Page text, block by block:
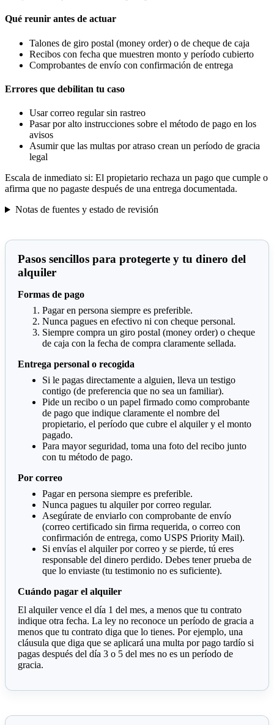
Qué reunir antes de actuar
Talones de giro postal (money order) o de cheque de caja
Recibos con fecha que muestren monto y período cubierto
Comprobantes de envío con confirmación de entrega
Errores que debilitan tu caso
Usar correo regular sin rastreo
Pasar por alto instrucciones sobre el método de pago en los
avisos
Asumir que las multas por atraso crean un período de gracia
legal
Escala de inmediato si: El propietario rechaza un pago que cumple o
afirma que no pagaste después de una entrega documentada.
Notas de fuentes y estado de revisión
Pasos sencillos para protegerte y tu dinero del
alquiler
Formas de pago
Pagar en persona siempre es preferible.
Nunca pagues en efectivo ni con cheque personal.
Siempre compra un giro postal (money order) o cheque
de caja con la fecha de compra claramente sellada.
Entrega personal o recogida
Si le pagas directamente a alguien, lleva un testigo
contigo (de preferencia que no sea un familiar).
Pide un recibo o un papel firmado como comprobante
de pago que indique claramente el nombre del
propietario, el período que cubre el alquiler y el monto
pagado.
Para mayor seguridad, toma una foto del recibo junto
con tu método de pago.
Por correo
Pagar en persona siempre es preferible.
Nunca pagues tu alquiler por correo regular.
Asegúrate de enviarlo con comprobante de envío
(correo certificado sin firma requerida, o correo con
confirmación de entrega, como USPS Priority Mail).
Si envías el alquiler por correo y se pierde, tú eres
responsable del dinero perdido. Debes tener prueba de
que lo enviaste (tu testimonio no es suficiente).
Cuándo pagar el alquiler
El alquiler vence el día 1 del mes, a menos que tu contrato
indique otra fecha. La ley no reconoce un período de gracia a
menos que tu contrato diga que lo tienes. Por ejemplo, una
cláusula que diga que se aplicará una multa por pago tardío si
pagas después del día 3 o 5 del mes no es un período de
gracia.